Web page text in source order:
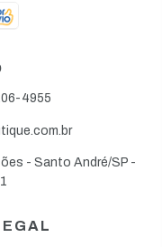
4955
- Santo André/SP -